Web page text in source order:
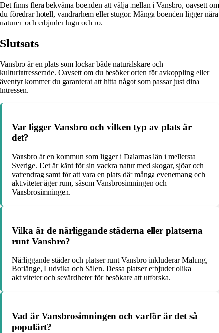
Det finns flera bekväma boenden att välja mellan i Vansbro, oavsett om
du föredrar hotell, vandrarhem eller stugor. Många boenden ligger nära
naturen och erbjuder lugn och ro.
Slutsats
Vansbro är en plats som lockar både naturälskare och
kulturintresserade. Oavsett om du besöker orten för avkoppling eller
äventyr kommer du garanterat att hitta något som passar just dina
intressen.
Var ligger Vansbro och vilken typ av plats är
det?
Vansbro är en kommun som ligger i Dalarnas län i mellersta
Sverige. Det är känt för sin vackra natur med skogar, sjöar och
vattendrag samt för att vara en plats där många evenemang och
aktiviteter äger rum, såsom Vansbrosimningen och
Vansbrosimningen.
Vilka är de närliggande städerna eller platserna
runt Vansbro?
Närliggande städer och platser runt Vansbro inkluderar Malung,
Borlänge, Ludvika och Sälen. Dessa platser erbjuder olika
aktiviteter och sevärdheter för besökare att utforska.
Vad är Vansbrosimningen och varför är det så
populärt?